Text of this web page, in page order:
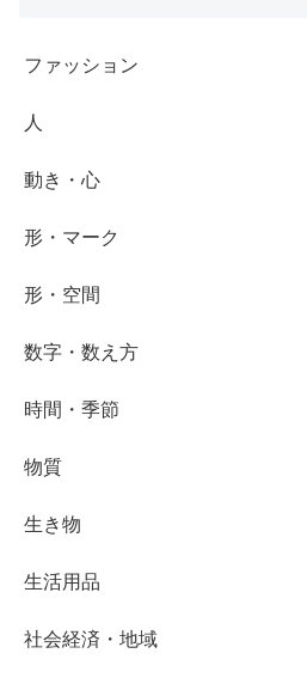
ファッション
人
動き・心
形・マーク
形・空間
数字・数え方
時間・季節
物質
生き物
生活用品
社会経済・地域